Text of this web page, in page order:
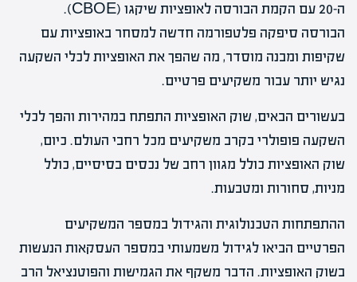
ה-20 עם הקמת הבורסה לאופציות שיקגו (CBOE).
הבורסה סיפקה פלטפורמה חדשה למסחר באופציות עם
שקיפות ומבנה מוסדר, מה שהפך את האופציות לכלי השקעה
נגיש יותר עבור משקיעים פרטיים.
בעשורים הבאים, שוק האופציות התפתח במהירות והפך לכלי
השקעה פופולרי בקרב משקיעים מכל רחבי העולם. כיום,
שוק האופציות כולל מגוון רחב של נכסים בסיסיים, כולל
מניות, סחורות ומטבעות.
ההתפתחות הטכנולוגית והגידול במספר המשקיעים
הפרטיים הביאו לגידול משמעותי במספר העסקאות הנעשות
בשוק האופציות. הדבר משקף את הגמישות והפוטנציאל הרב